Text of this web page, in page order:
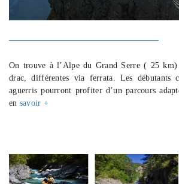
On trouve à l’Alpe du Grand Serre ( 25 km)
drac, différentes via ferrata. Les débutants
aguerris pourront profiter d’un parcours
en savoir +